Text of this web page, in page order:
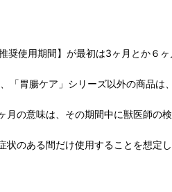
奨使用期間】が最初は3ヶ月とか６
「胃腸ケア」シリーズ以外の商品
月の意味は、その期間中に獣医師
状のある間だけ使用することを想